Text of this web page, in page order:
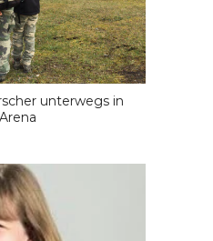
unterwegs in